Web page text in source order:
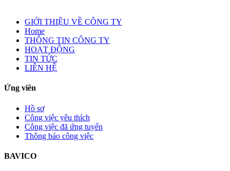
GIỚI THIỆU VỀ CÔNG TY
Home
THÔNG TIN CÔNG TY
HOẠT ĐỘNG
TIN TỨC
LIÊN HỆ
Ứng viên
Hồ sơ
Công việc yêu thích
Công việc đã ứng tuyển
Thông báo công việc
BAVICO